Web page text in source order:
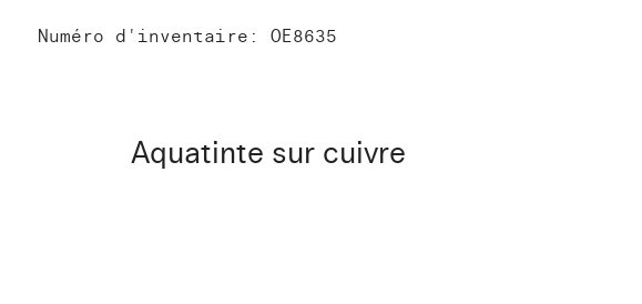
Numéro d'inventaire: OE8635
Aquatinte sur cuivre